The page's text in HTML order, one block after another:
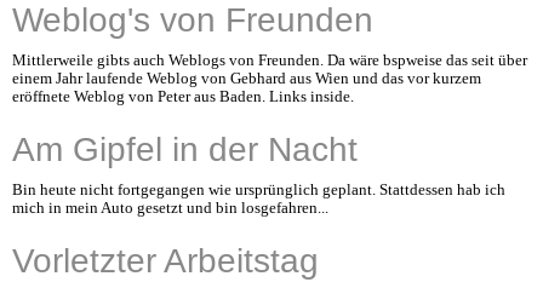
Weblog's von Freunden
Mittlerweile gibts auch Weblogs von Freunden. Da wäre bspweise das seit über
einem Jahr laufende Weblog von Gebhard aus Wien und das vor kurzem
eröffnete Weblog von Peter aus Baden. Links inside.
Am Gipfel in der Nacht
Bin heute nicht fortgegangen wie ursprünglich geplant. Stattdessen hab ich
mich in mein Auto gesetzt und bin losgefahren...
Vorletzter Arbeitstag